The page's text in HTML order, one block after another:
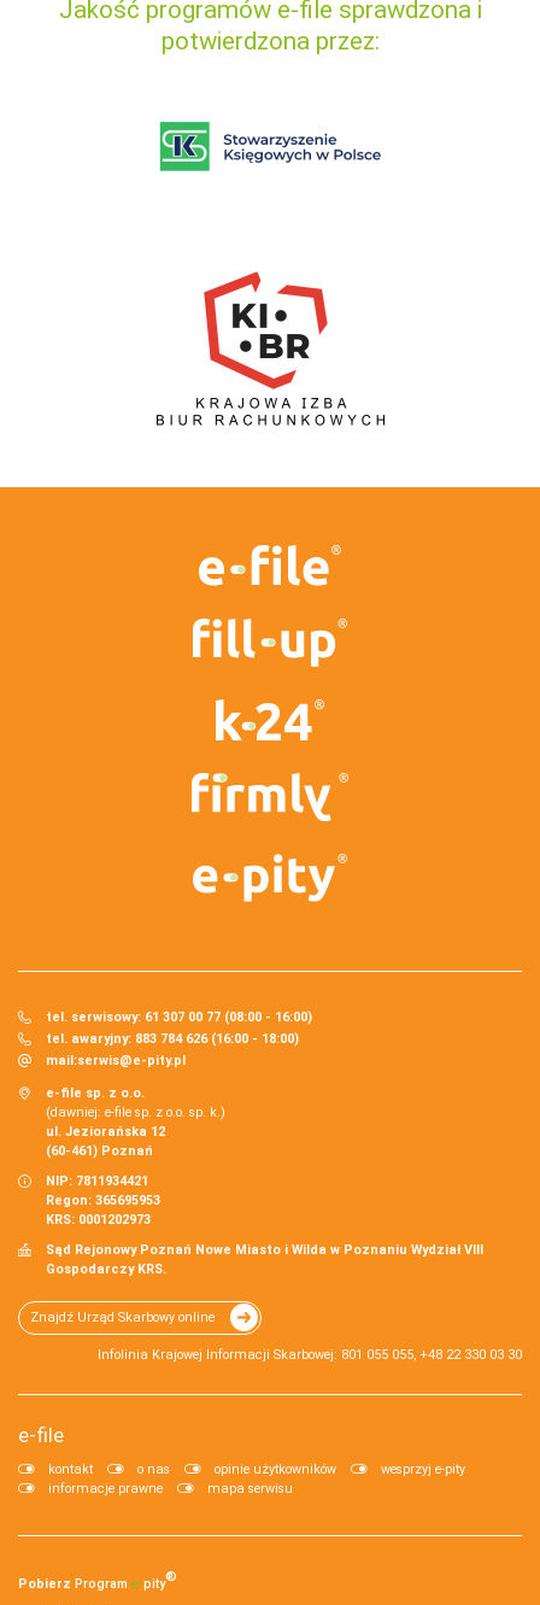
Jakość programów e-file sprawdzona i
potwierdzona przez:
tel. serwisowy: 61 307 00 77 (08:00 - 16:00)
tel. awaryjny: 883 784 626 (16:00 - 18:00)
mail:serwis@e-pity.pl
e-file sp. z o.o.
(dawniej: e-file sp. z o.o. sp. k.)
ul. Jeziorańska 12
(60-461) Poznań
NIP: 7811934421
Regon: 365695953
KRS: 0001202973
Sąd Rejonowy Poznań Nowe Miasto i Wilda w Poznaniu Wydział VIII
Gospodarczy KRS.
Znajdź Urząd Skarbowy online
Infolinia Krajowej Informacji Skarbowej: 801 055 055, +48 22 330 03 30
e-file
kontakt o nas opinie użytkowników
wesprzyj e-pity
informacje prawne
mapa serwisu
Pobierz Program e‑pity®